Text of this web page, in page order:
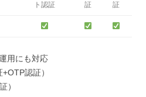
ト認証
証
証
用にも対応
認証）
）